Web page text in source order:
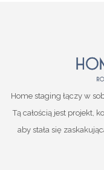
Home staging łączy w
Tą całością jest projekt,
aby stała się